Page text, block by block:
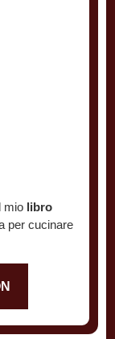
mio libro
per cucinare